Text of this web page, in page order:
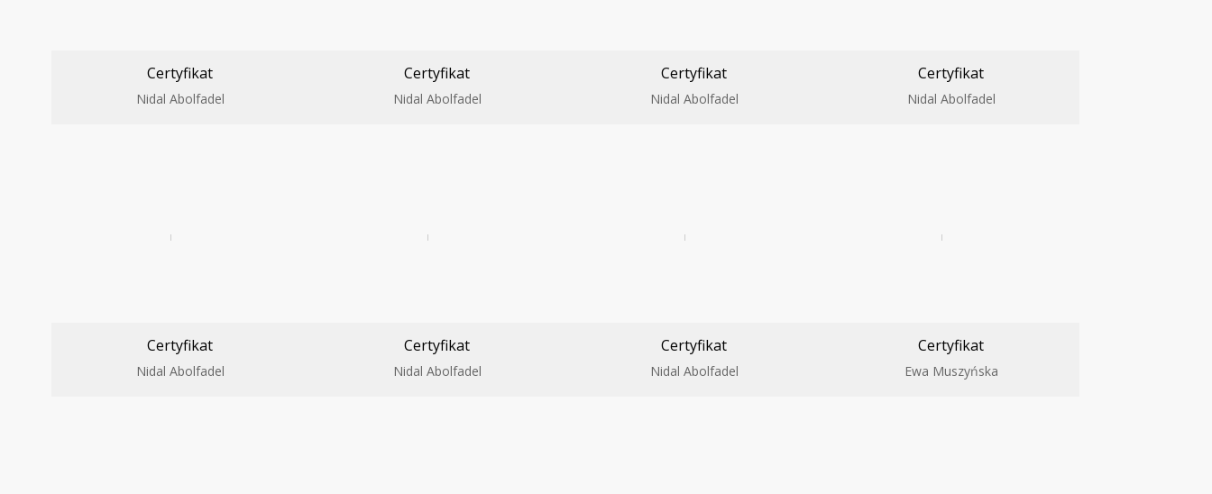
Certyfikat
Nidal Abolfadel
Certyfikat
Nidal Abolfadel
Certyfikat
Nidal Abolfadel
Certyfikat
Nidal Abolfadel
Certyfikat
Nidal Abolfadel
Certyfikat
Nidal Abolfadel
Certyfikat
Nidal Abolfadel
Certyfikat
Ewa Muszyńska